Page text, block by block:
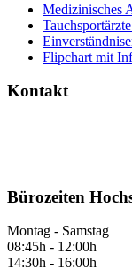
Medizinisches
Flipchart mit
Kontakt
Bürozeiten
Montag - Samstag
08:45h - 12:00h
14:30h - 16:00h